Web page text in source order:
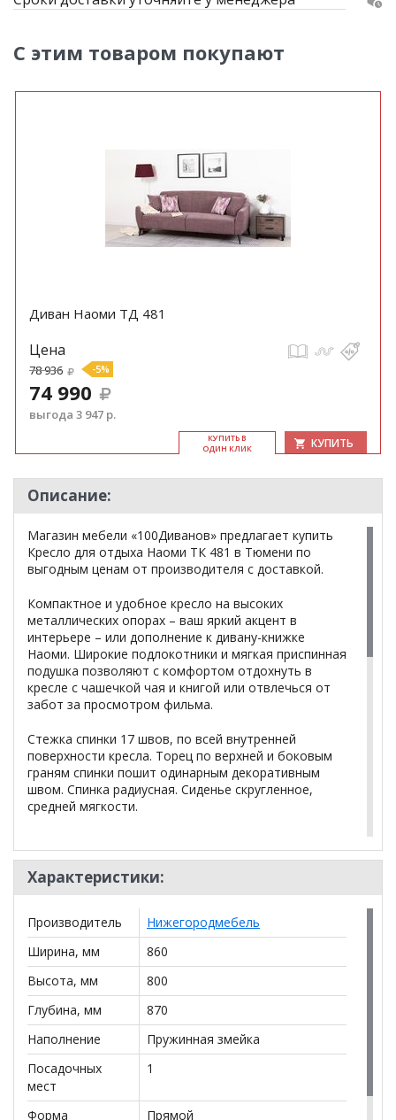
С этим товаром покупают
Диван Наоми ТД 481
Цена
78 936 -5%
74 990
выгода 3 947 р.
КУ­ПИТЬ В
ОДИН КЛИК
КУПИТЬ
Описание:
Магазин мебели «100Диванов» предлагает купить
Кресло для отдыха Наоми ТК 481 в Тюмени по
выгодным ценам от производителя с доставкой.
Компактное и удобное кресло на высоких
металлических опорах – ваш яркий акцент в
интерьере – или дополнение к дивану-книжке
Наоми. Широкие подлокотники и мягкая приспинная
подушка позволяют с комфортом отдохнуть в
кресле с чашечкой чая и книгой или отвлечься от
забот за просмотром фильма.
Стежка спинки 17 швов, по всей внутренней
поверхности кресла. Торец по верхней и боковым
граням спинки пошит одинарным декоративным
швом. Спинка радиусная. Сиденье скругленное,
средней мягкости.
глубина сиденья (мм): 450
высота спинки (мм): 380
высота подлокотника от сиденья (мм): 170
максимально допустимая нагрузка: 130 кг
Обивка: шенилл Бордо 05 (приглушенный
пурпурный) / Оригами брайт берри (ягодный)
Опоры: черный металл высотой 165мм
*Дополнительную информацию о том, как купить
Характеристики:
Производитель
Нижегородмебель
Ширина, мм
860
Высота, мм
800
Глубина, мм
870
Наполнение
Пружинная змейка
Посадочных
мест
1
Форма
Прямой